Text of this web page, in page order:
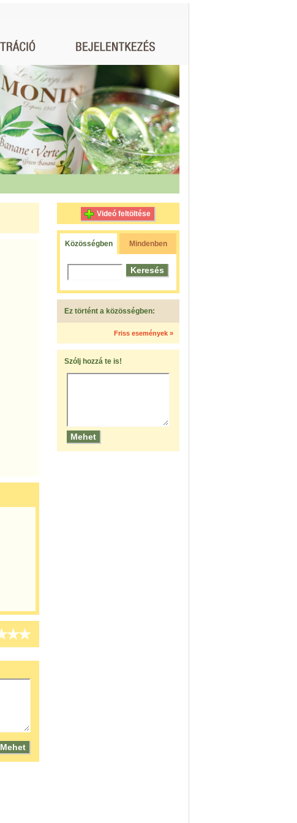
Videó feltöltése
Közösségben Mindenben
Ez történt a közösségben:
Friss események »
Szólj hozzá te is!